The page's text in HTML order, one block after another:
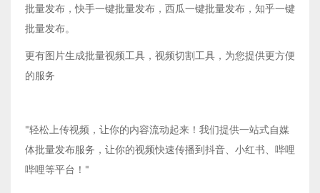
批量发布，快手一键批量发布，西瓜一键批量发布，知乎一键
批量发布。
更有图片生成批量视频工具，视频切割工具，为您提供更方便
的服务
"轻松上传视频，让你的内容流动起来！我们提供一站式自媒
体批量发布服务，让你的视频快速传播到抖音、小红书、哔哩
哔哩等平台！"